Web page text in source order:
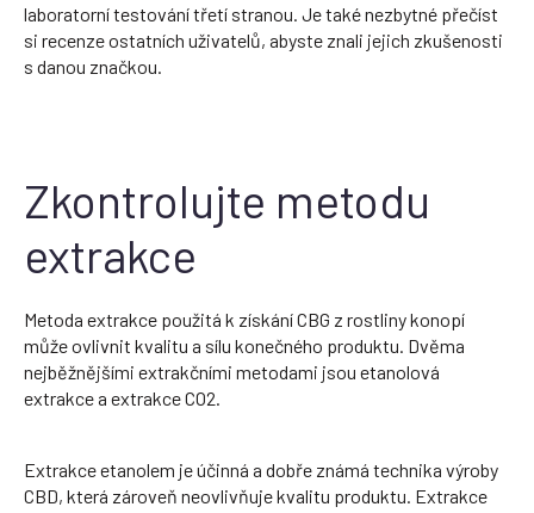
laboratorní testování třetí stranou. Je také nezbytné přečíst
si recenze ostatních uživatelů, abyste znali jejich zkušenosti
s danou značkou.
Zkontrolujte metodu
extrakce
Metoda extrakce použitá k získání CBG z rostliny konopí
může ovlivnit kvalitu a sílu konečného produktu. Dvěma
nejběžnějšími extrakčními metodami jsou etanolová
extrakce a extrakce CO2.
Extrakce etanolem je účinná a dobře známá technika výroby
CBD, která zároveň neovlivňuje kvalitu produktu. Extrakce